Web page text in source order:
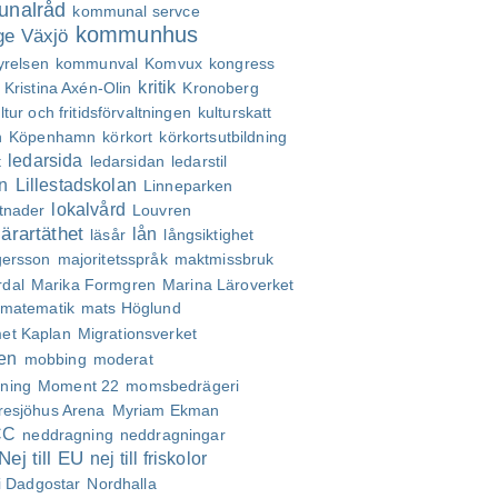
kommunal servce
Växjö kommunhus
kommunval Komvux kongress
Kristina Axén-Olin kritik Kronoberg
och fritidsförvaltningen kulturskatt
Köpenhamn körkort körkortsutbildning
ledarsida ledarsidan ledarstil
Lillestadskolan Linneparken
lokalvård Louvren
läsår lån långsiktighet
majoritetsspråk maktmissbruk
Marika Formgren Marina Läroverket
matematik mats Höglund
Kaplan Migrationsverket
mobbing moderat
Moment 22 momsbedrägeri
Arena Myriam Ekman
neddragning neddragningar
till EU nej till friskolor
Dadgostar Nordhalla